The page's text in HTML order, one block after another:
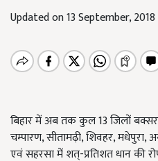
Updated on 13 September,
बिहार में अब तक कुल 13 जिलों बक्सर,
चम्पारण, सीतामढ़ी, शिवहर, मधेपुरा,
एवं सहरसा में शत्-प्रतिशत धान की